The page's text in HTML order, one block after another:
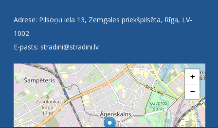
Adrese: Pilsoņu iela 13, Zemgales priekšpilsēta, Rīga, LV-
1002
E-pasts: stradini@stradini.lv
+
−